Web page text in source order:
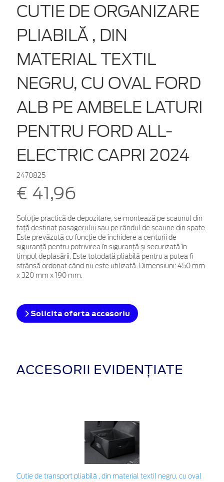
CUTIE DE ORGANIZARE
PLIABILĂ , DIN
MATERIAL TEXTIL
NEGRU, CU OVAL FORD
ALB PE AMBELE LATURI
PENTRU FORD ALL-
ELECTRIC CAPRI 2024
2470825
€ 41,96
Soluție practică de depozitare, se montează pe scaunul din
față destinat pasagerului sau pe rândul de scaune din spate.
Este prevăzută cu funcție de închidere a centurii de
siguranță pentru potrivirea în siguranță și securizată în
timpul deplasării. Este totodată pliabilă pentru a putea fi
strânsă ordonat când nu este utilizată. Dimensiuni: 450 mm
x 320 mm x 190 mm.
Solicita oferta accesoriu
ACCESORII EVIDENȚIATE
Cutie de transport pliabilă , din material textil negru, cu oval